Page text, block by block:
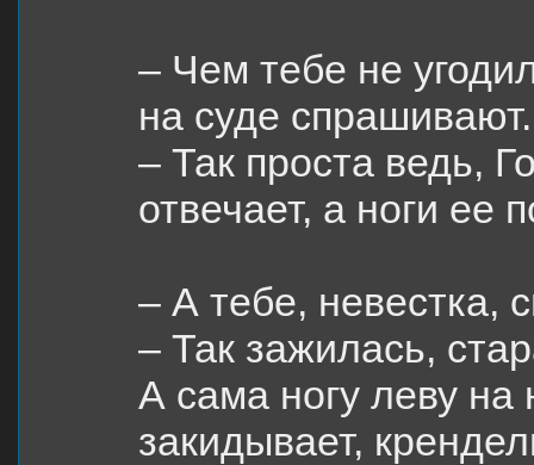
– Чем тебе не
на суде спрашивают.
– Так проста ведь,
отвечает, а ноги ее
– А тебе, невестка,
– Так зажилась,
А сама ногу леву на
закидывает,